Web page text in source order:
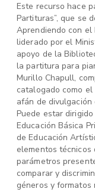
Este recurso hace
Partituras”, que se
Aprendiendo con el
liderado por el
apoyo de la
la partitura para
Murillo Chapull,
catalogado como
afán de
Puede estar
Educación Básica
de Educación
elementos técnicos
parámetros
comparar y
géneros y formatos